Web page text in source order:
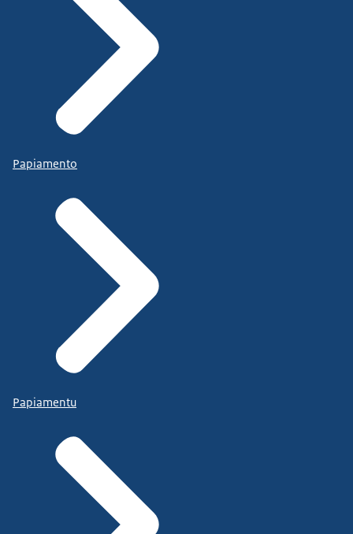
Papiamento
Papiamentu